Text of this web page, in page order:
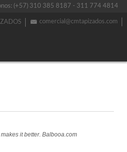
(+57) 310 385 8187 - 311 774 4814
comercial@cmtapizados.com
makes it better. Balbooa.com